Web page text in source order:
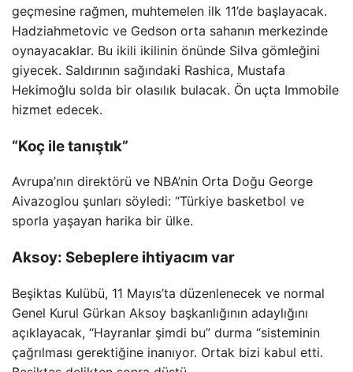
geçmesine rağmen, muhtemelen ilk 11’de başlayacak.
Hadziahmetovic ve Gedson orta sahanın merkezinde
oynayacaklar. Bu ikili ikilinin önünde Silva gömleğini
giyecek. Saldırının sağındaki Rashica, Mustafa
Hekimoğlu solda bir olasılık bulacak. Ön uçta Immobile
hizmet edecek.
“Koç ile tanıştık”
Avrupa’nın direktörü ve NBA’nin Orta Doğu George
Aivazoglou şunları söyledi: “Türkiye basketbol ve
sporla yaşayan harika bir ülke.
Aksoy: Sebeplere ihtiyacım var
Beşiktas Kulübü, 11 Mayıs’ta düzenlenecek ve normal
Genel Kurul Gürkan Aksoy başkanlığının adaylığını
açıklayacak, “Hayranlar şimdi bu” durma “sisteminin
çağrılması gerektiğine inanıyor. Ortak bizi kabul etti.